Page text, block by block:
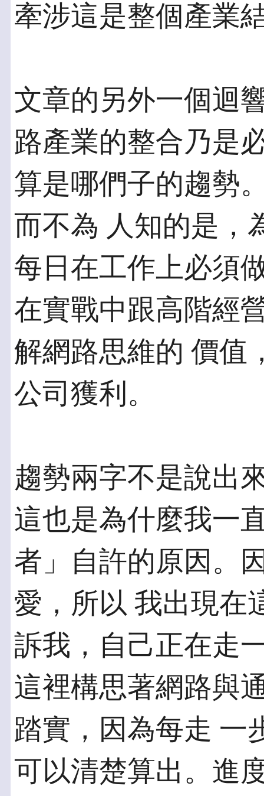
牽涉這是整個產業
文章的另外一個迴
路產業的整合乃是
算是哪們子的趨勢
而不為 人知的是，
每日在工作上必須
在實戰中跟高階經
解網路思維的 價值
公司獲利。
趨勢兩字不是說出
這也是為什麼我一
者」自許的原因。
愛，所以 我出現在
訴我，自己正在走
這裡構思著網路與
踏實，因為每走 一
可以清楚算出。進